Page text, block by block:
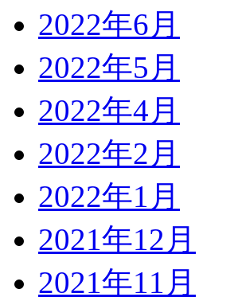
2022年6月
2022年5月
2022年4月
2022年2月
2022年1月
2021年12月
2021年11月